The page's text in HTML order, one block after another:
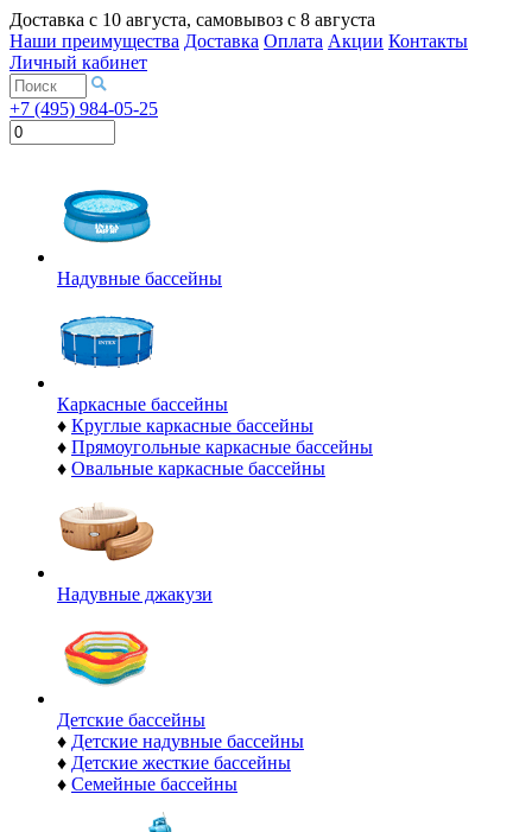
Доставка с 10 августа, самовывоз с 8 августа
Наши преимущества Доставка Оплата Акции Контакты
Личный кабинет
+7 (495) 984-05-25
Надувные бассейны
Каркасные бассейны
♦ Круглые каркасные бассейны
♦ Прямоугольные каркасные бассейны
♦ Овальные каркасные бассейны
Надувные джакузи
Детские бассейны
♦ Детские надувные бассейны
♦ Детские жесткие бассейны
♦ Семейные бассейны